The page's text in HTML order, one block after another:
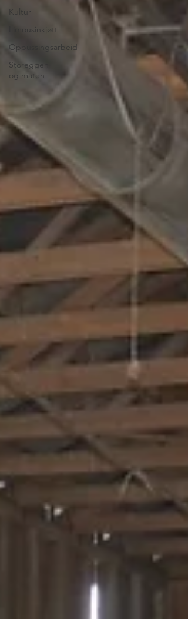
Kultur
Limousinkjøtt
Oppussingsarbeid
Storeggen
og maten